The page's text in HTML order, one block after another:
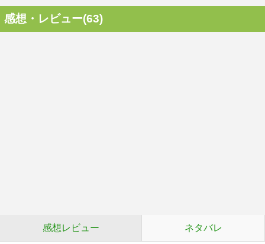
感想・レビュー(63)
感想レビュー ネタバレ